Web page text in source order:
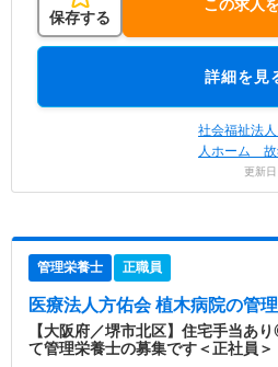
保存する
この求人
詳細を見
社会福祉法
人ホーム 故
更新
管理栄養士 正職員
医療法人方佑会 植木病院の管
【大阪府／堺市北区】住宅手当あ
て管理栄養士の募集です＜正社員＞